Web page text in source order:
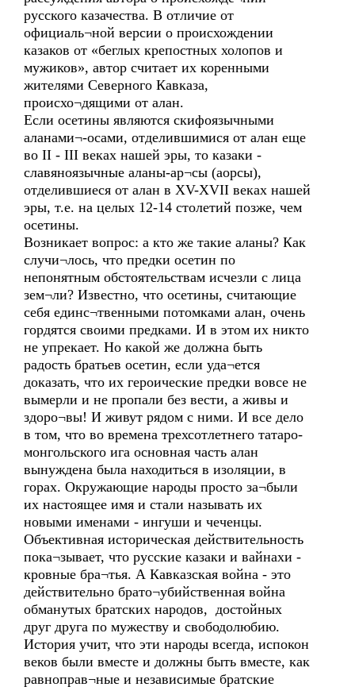
русского казачества. В отличие от
официаль¬ной версии о происхождении
казаков от «беглых крепостных холопов и
мужиков», автор считает их коренными
жителями Северного Кавказа,
происхо¬дящими от алан.
Если осетины являются скифоязычными
аланами¬-осами, отделившимися от алан еще
во II - III веках нашей эры, то казаки -
славяноязычные аланы-ар¬сы (аорсы),
отделившиеся от алан в XV-XVII веках нашей
эры, т.е. на целых 12-14 столетий позже, чем
осетины.
Возникает вопрос: а кто же такие аланы? Как
случи¬лось, что предки осетин по
непонятным обстоятельствам исчезли с лица
зем¬ли? Известно, что осетины, считающие
себя единс¬твенными потомками алан, очень
гордятся своими предками. И в этом их никто
не упрекает. Но какой же должна быть
радость братьев осетин, если уда¬ется
доказать, что их героические предки вовсе не
вымерли и не пропали без вести, а живы и
здоро¬вы! И живут рядом с ними. И все дело
в том, что во времена трехсотлетнего татаро-
монгольского ига основная часть алан
вынуждена была находиться в изоляции, в
горах. Окружающие народы просто за¬были
их настоящее имя и стали называть их
новыми именами - ингуши и чеченцы.
Объективная историческая действительность
пока¬зывает, что русские казаки и вайнахи -
кровные бра¬тья. А Кавказская война - это
действительно брато¬убийственная война
обманутых братских народов, достойных
друг друга по мужеству и свободолюбию.
История учит, что эти народы всегда, испокон
веков были вместе и должны быть вместе, как
равноправ¬ные и независимые братские